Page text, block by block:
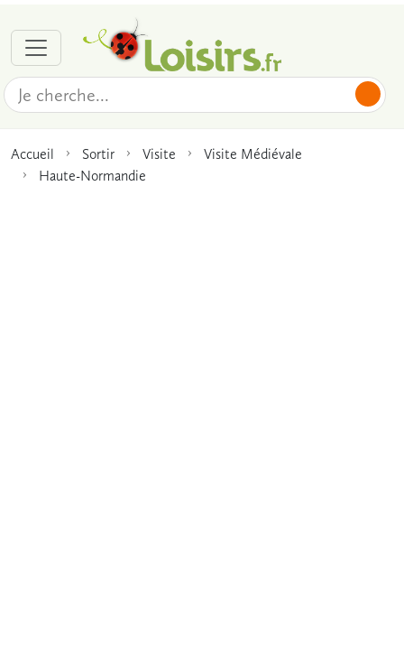
Accueil Sortir Visite
Visite Médiévale
Haute-Normandie